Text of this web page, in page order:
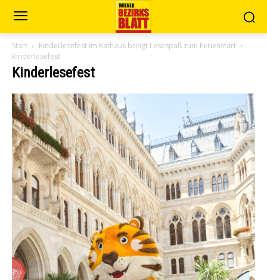
Start
Kinderlesefest im Rathaus bringt Lesespaß zum Ferienstart
Kinderlesefest
Kinderlesefest